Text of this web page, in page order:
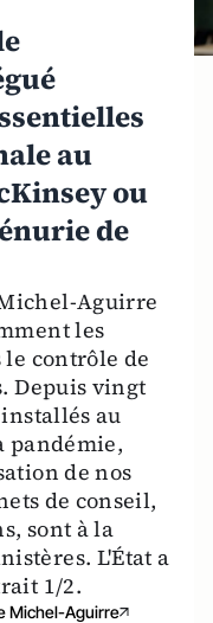
au
ou
de
Aguirre
les
contrôle de
Depuis vingt
au
pandémie,
de nos
de conseil,
sont à la
L'État a
1/2.
Michel-Aguirre